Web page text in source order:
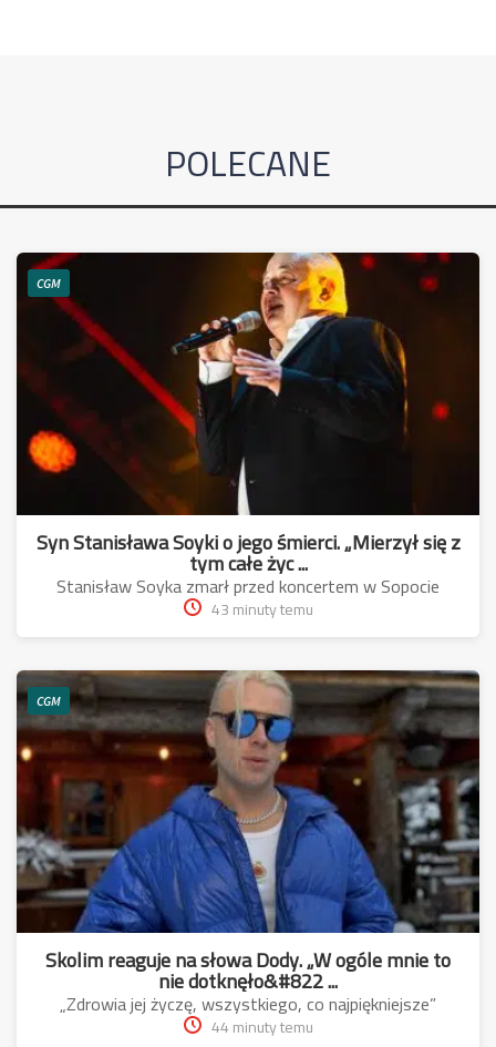
POLECANE
CGM
Syn Stanisława Soyki o jego śmierci. „Mierzył się z
tym całe życ ...
Stanisław Soyka zmarł przed koncertem w Sopocie
43 minuty temu
CGM
Skolim reaguje na słowa Dody. „W ogóle mnie to
nie dotknęło&#822 ...
„Zdrowia jej życzę, wszystkiego, co najpiękniejsze”
44 minuty temu